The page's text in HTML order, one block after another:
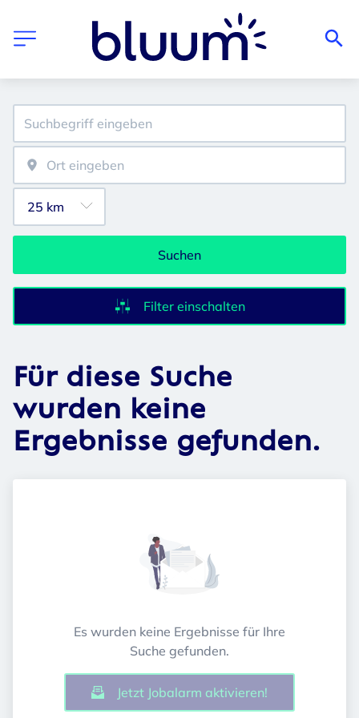
Suchen
Filter einschalten
Für diese Suche
wurden keine
Ergebnisse gefunden.
Es wurden keine Ergebnisse für Ihre
Suche gefunden.
Jetzt Jobalarm aktivieren!